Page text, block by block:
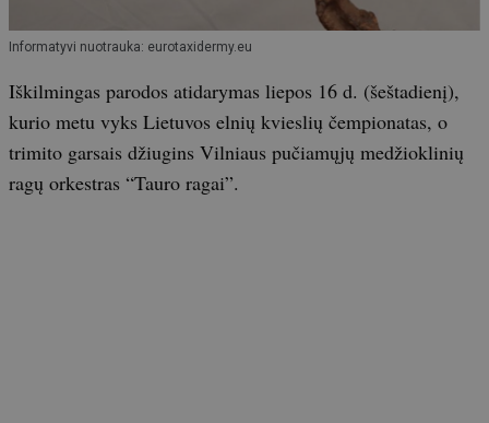
Informatyvi nuotrauka: eurotaxidermy.eu
Iškilmingas parodos atidarymas liepos 16 d. (šeštadienį),
kurio metu vyks Lietuvos elnių kvieslių čempionatas, o
trimito garsais džiugins Vilniaus pučiamųjų medžioklinių
ragų orkestras “Tauro ragai”.